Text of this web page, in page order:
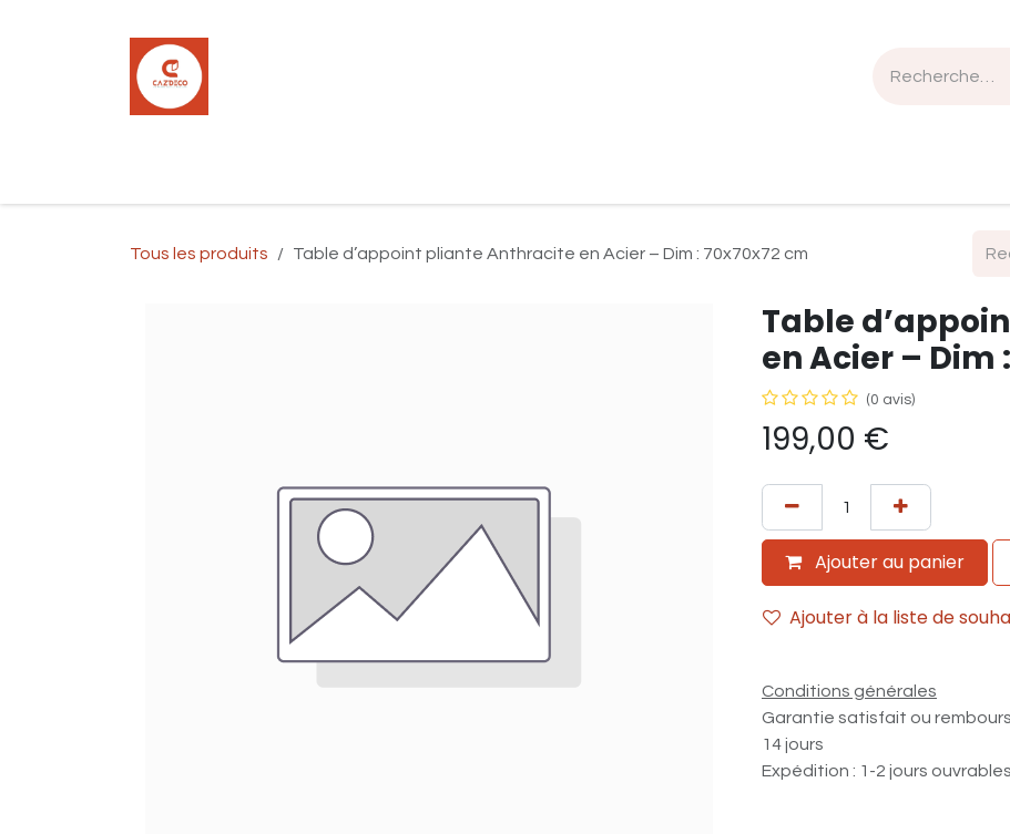
Tous les produits Table d’appoint pliante Anthracite en Acier – Dim : 70x70x72 cm
Table
en Acier – Dim
(0 avis)
199,00 €
Ajouter au panier
Ajouter à la liste de
Conditions générales
Garantie satisfait ou
14 jours
Expédition : 1-2 jours ouvrables